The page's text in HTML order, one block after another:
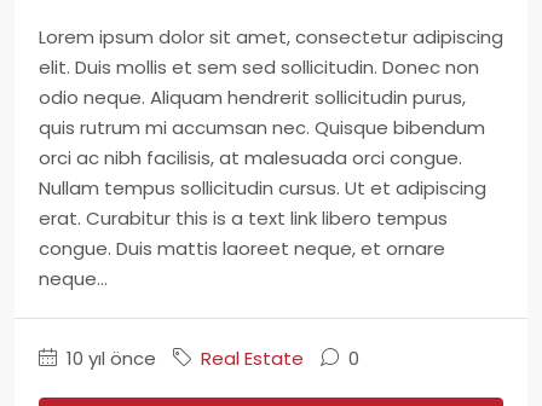
Lorem ipsum dolor sit amet, consectetur adipiscing
elit. Duis mollis et sem sed sollicitudin. Donec non
odio neque. Aliquam hendrerit sollicitudin purus,
quis rutrum mi accumsan nec. Quisque bibendum
orci ac nibh facilisis, at malesuada orci congue.
Nullam tempus sollicitudin cursus. Ut et adipiscing
erat. Curabitur this is a text link libero tempus
congue. Duis mattis laoreet neque, et ornare
neque...
10 yıl önce Real Estate 0